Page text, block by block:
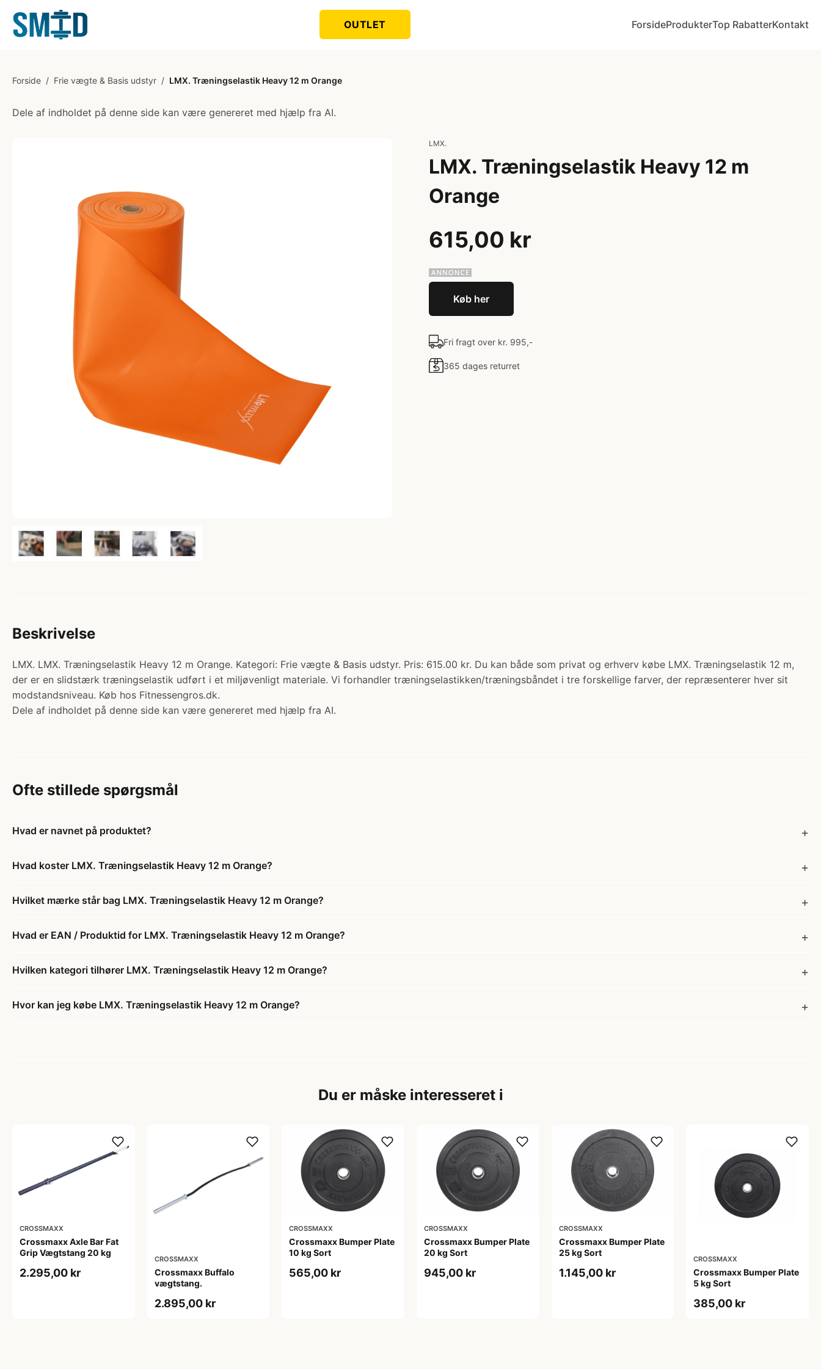
OUTLET ForsideProdukterTop RabatterKontakt
Forside / Frie vægte & Basis udstyr / LMX. Træningselastik Heavy 12 m Orange
Dele af indholdet på denne side kan være genereret med hjælp fra AI.
LMX.
LMX. Træningselastik Heavy 12 m
Orange
615,00 kr
Køb her
Fri fragt over kr. 995,-
365 dages returret
Beskrivelse
LMX. LMX. Træningselastik Heavy 12 m Orange. Kategori: Frie vægte & Basis udstyr. Pris: 615.00 kr. Du kan både som privat og erhverv købe LMX. Træningselastik 12 m,
der er en slidstærk træningselastik udført i et miljøvenligt materiale. Vi forhandler træningselastikken/træningsbåndet i tre forskellige farver, der repræsenterer hver sit
modstandsniveau. Køb hos Fitnessengros.dk.
Dele af indholdet på denne side kan være genereret med hjælp fra AI.
Ofte stillede spørgsmål
Hvad er navnet på produktet?
Hvad koster LMX. Træningselastik Heavy 12 m Orange?
Hvilket mærke står bag LMX. Træningselastik Heavy 12 m Orange?
Hvad er EAN / Produktid for LMX. Træningselastik Heavy 12 m Orange?
Hvilken kategori tilhører LMX. Træningselastik Heavy 12 m Orange?
Hvor kan jeg købe LMX. Træningselastik Heavy 12 m Orange?
Du er måske interesseret i
CROSSMAXX
Crossmaxx Axle Bar Fat
Grip Vægtstang 20 kg
2.295,00 kr
CROSSMAXX
Crossmaxx Buffalo
vægtstang.
2.895,00 kr
CROSSMAXX
Crossmaxx Bumper Plate
10 kg Sort
565,00 kr
CROSSMAXX
Crossmaxx Bumper Plate
20 kg Sort
945,00 kr
CROSSMAXX
Crossmaxx Bumper Plate
25 kg Sort
1.145,00 kr
CROSSMAXX
Crossmaxx Bumper Plate
5 kg Sort
385,00 kr